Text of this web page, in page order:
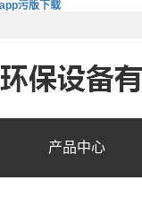
污版下载
产品中心